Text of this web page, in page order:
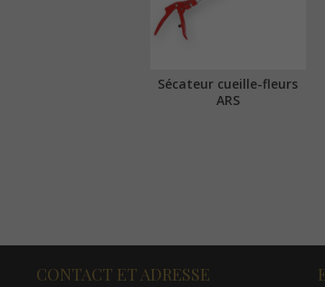
Sécateur cueille-fleurs
ARS
CONTACT ET ADRESSE